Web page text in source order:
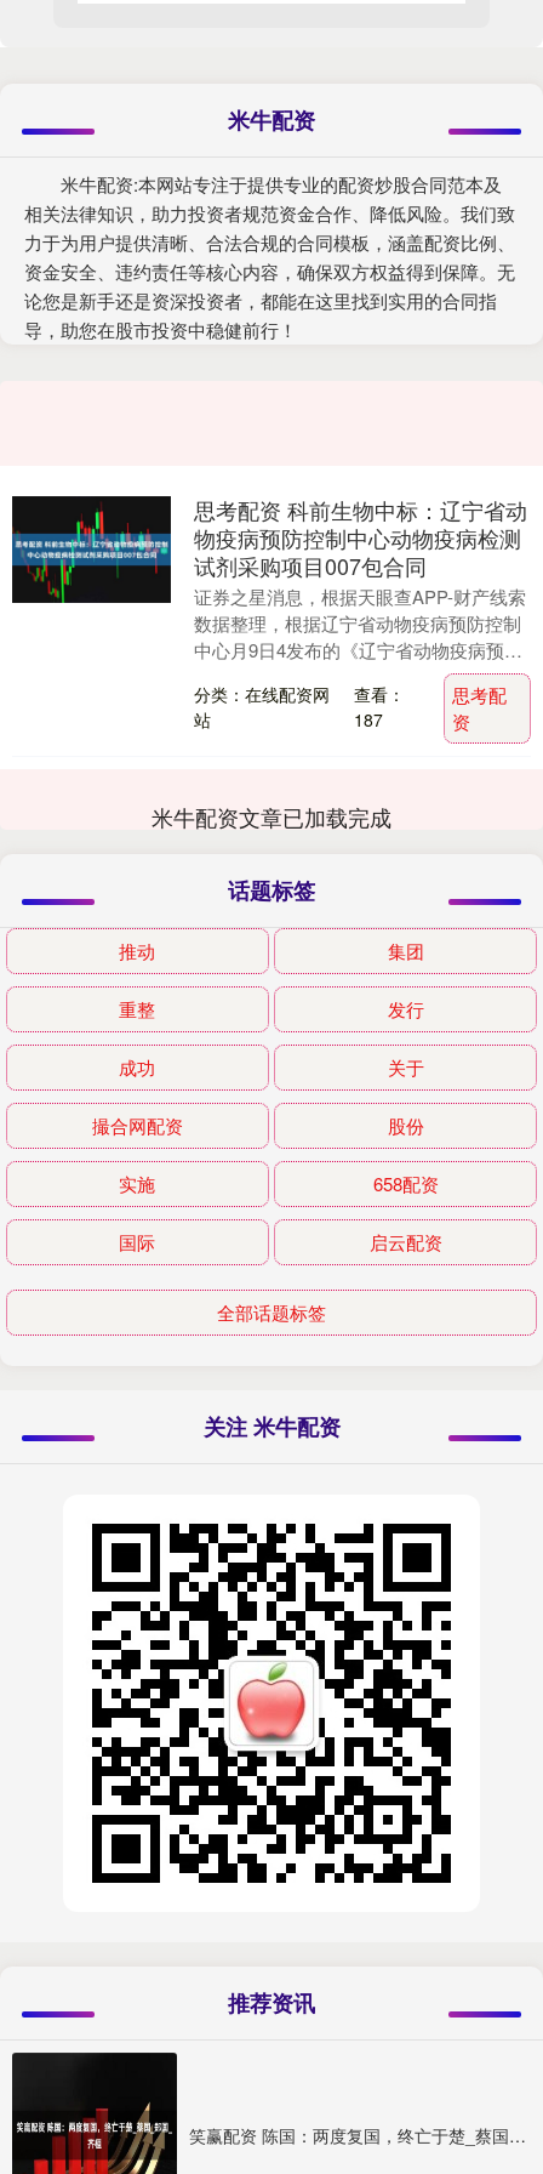
米牛配资
米牛配资:本网站专注于提供专业的配资炒股合同范本及
相关法律知识，助力投资者规范资金合作、降低风险。我们致
力于为用户提供清晰、合法合规的合同模板，涵盖配资比例、
资金安全、违约责任等核心内容，确保双方权益得到保障。无
论您是新手还是资深投资者，都能在这里找到实用的合同指
导，助您在股市投资中稳健前行！
思考配资 科前生物中标：辽宁省动
物疫病预防控制中心动物疫病检测
试剂采购项目007包合同
证券之星消息，根据天眼查APP-财产线索
数据整理，根据辽宁省动物疫病预防控制
中心月9日4发布的《辽宁省动物疫病预防
控制中心动物疫病检测试剂采购项目007
包合同》....
分类：在线配资网
站
查看：
187
思考配
资
米牛配资文章已加载完成
话题标签
推动 集团
重整 发行
成功 关于
撮合网配资 股份
实施 658配资
国际 启云配资
全部话题标签
关注 米牛配资
推荐资讯
笑赢配资 陈国：两度复国，终亡于楚_蔡国_郑国_齐桓